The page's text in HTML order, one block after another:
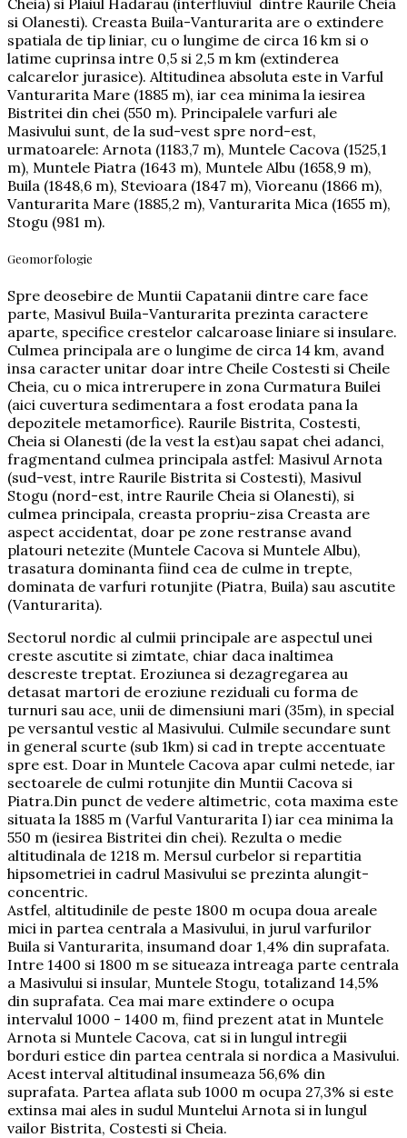
si Olanesti). Creasta Buila-Vanturarita are o extindere
spatiala de tip liniar, cu o lungime de circa 16 km si o
latime cuprinsa intre 0,5 si 2,5 m km (extinderea
calcarelor jurasice). Altitudinea absoluta este in Varful
Vanturarita Mare (1885 m), iar cea minima la iesirea
Bistritei din chei (550 m). Principalele varfuri ale
Masivului sunt, de la sud-vest spre nord-est,
urmatoarele: Arnota (1183,7 m), Muntele Cacova (1525,1
m), Muntele Piatra (1643 m), Muntele Albu (1658,9 m),
Buila (1848,6 m), Stevioara (1847 m), Vioreanu (1866 m),
Vanturarita Mare (1885,2 m), Vanturarita Mica (1655 m),
Stogu (981 m).
Geomorfologie
Spre deosebire de Muntii Capatanii dintre care face
parte, Masivul Buila-Vanturarita prezinta caractere
aparte, specifice crestelor calcaroase liniare si insulare.
Culmea principala are o lungime de circa 14 km, avand
insa caracter unitar doar intre Cheile Costesti si Cheile
Cheia, cu o mica intrerupere in zona Curmatura Builei
(aici cuvertura sedimentara a fost erodata pana la
depozitele metamorfice). Raurile Bistrita, Costesti,
Cheia si Olanesti (de la vest la est)au sapat chei adanci,
fragmentand culmea principala astfel: Masivul Arnota
(sud-vest, intre Raurile Bistrita si Costesti), Masivul
Stogu (nord-est, intre Raurile Cheia si Olanesti), si
culmea principala, creasta propriu-zisa Creasta are
aspect accidentat, doar pe zone restranse avand
platouri netezite (Muntele Cacova si Muntele Albu),
trasatura dominanta fiind cea de culme in trepte,
dominata de varfuri rotunjite (Piatra, Buila) sau ascutite
(Vanturarita).
Sectorul nordic al culmii principale are aspectul unei
creste ascutite si zimtate, chiar daca inaltimea
descreste treptat. Eroziunea si dezagregarea au
detasat martori de eroziune reziduali cu forma de
turnuri sau ace, unii de dimensiuni mari (35m), in special
pe versantul vestic al Masivului. Culmile secundare sunt
in general scurte (sub 1km) si cad in trepte accentuate
spre est. Doar in Muntele Cacova apar culmi netede, iar
sectoarele de culmi rotunjite din Muntii Cacova si
Piatra.Din punct de vedere altimetric, cota maxima este
situata la 1885 m (Varful Vanturarita I) iar cea minima la
550 m (iesirea Bistritei din chei). Rezulta o medie
altitudinala de 1218 m. Mersul curbelor si repartitia
hipsometriei in cadrul Masivului se prezinta alungit-
concentric.
Astfel, altitudinile de peste 1800 m ocupa doua areale
mici in partea centrala a Masivului, in jurul varfurilor
Buila si Vanturarita, insumand doar 1,4% din suprafata.
Intre 1400 si 1800 m se situeaza intreaga parte centrala
a Masivului si insular, Muntele Stogu, totalizand 14,5%
din suprafata. Cea mai mare extindere o ocupa
intervalul 1000 - 1400 m, fiind prezent atat in Muntele
Arnota si Muntele Cacova, cat si in lungul intregii
borduri estice din partea centrala si nordica a Masivului.
Acest interval altitudinal insumeaza 56,6% din
suprafata. Partea aflata sub 1000 m ocupa 27,3% si este
extinsa mai ales in sudul Muntelui Arnota si in lungul
vailor Bistrita, Costesti si Cheia.